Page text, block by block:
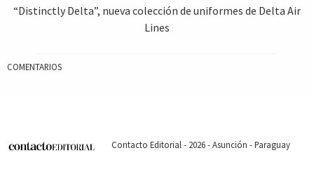
“Distinctly Delta”, nueva colección de uniformes de Delta Air
Lines
COMENTARIOS
Contacto Editorial - 2026 - Asunción - Paraguay